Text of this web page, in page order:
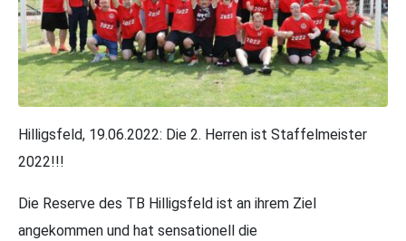
Hilligsfeld, 19.06.2022: Die 2. Herren ist Staffelmeister
2022!!!
Die Reserve des TB Hilligsfeld ist an ihrem Ziel
angekommen und hat sensationell die